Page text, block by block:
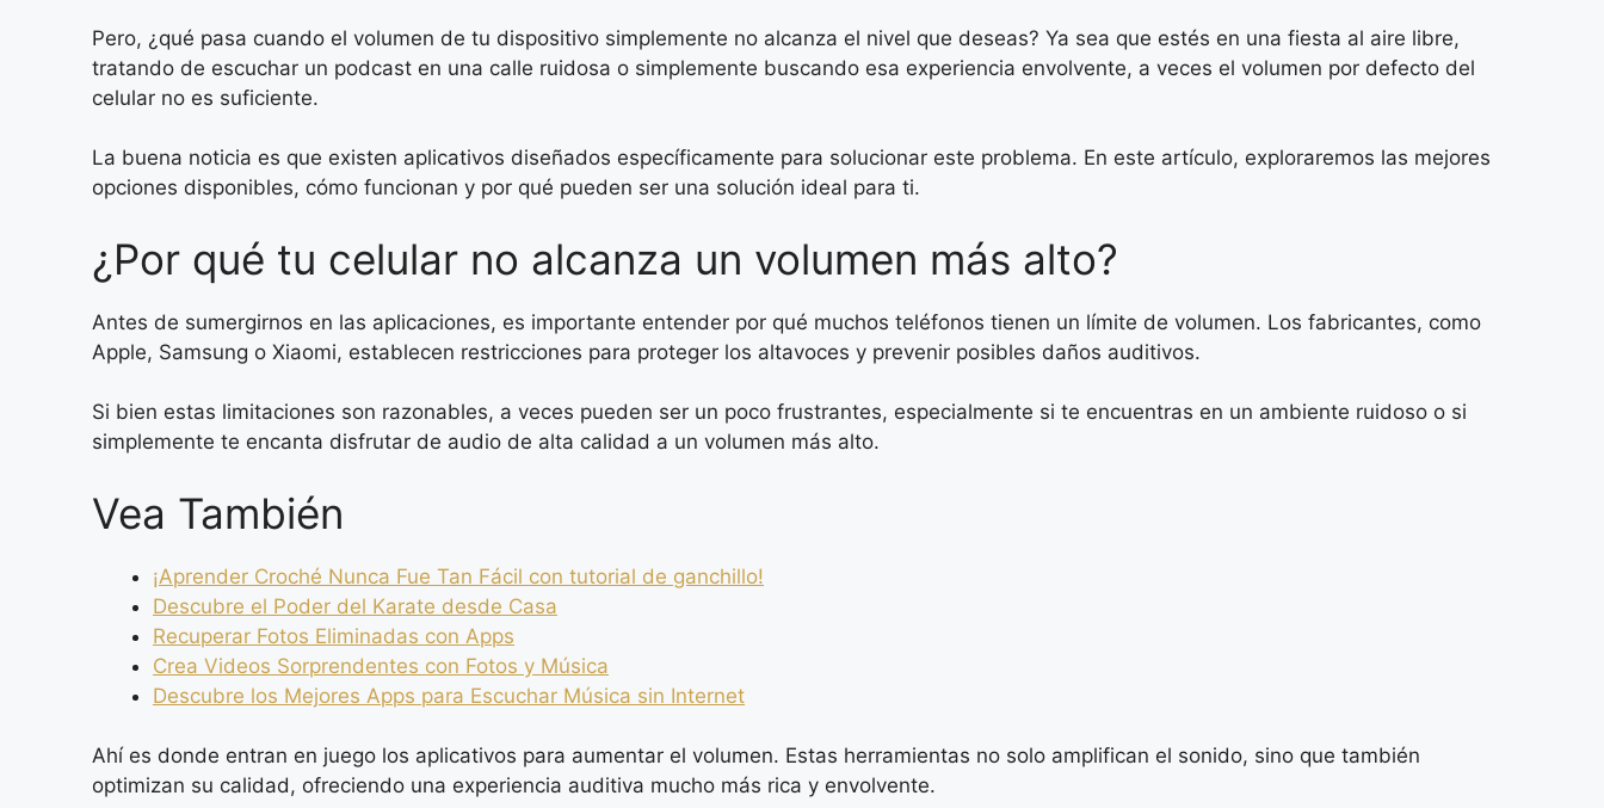
Pero, ¿qué pasa cuando el volumen de tu dispositivo simplemente no alcanza el nivel que deseas? Ya sea que estés en una fiesta al aire libre,
tratando de escuchar un podcast en una calle ruidosa o simplemente buscando esa experiencia envolvente, a veces el volumen por defecto del
celular no es suficiente.
La buena noticia es que existen aplicativos diseñados específicamente para solucionar este problema. En este artículo, exploraremos las mejores
opciones disponibles, cómo funcionan y por qué pueden ser una solución ideal para ti.
¿Por qué tu celular no alcanza un volumen más alto?
Antes de sumergirnos en las aplicaciones, es importante entender por qué muchos teléfonos tienen un límite de volumen. Los fabricantes, como
Apple, Samsung o Xiaomi, establecen restricciones para proteger los altavoces y prevenir posibles daños auditivos.
Si bien estas limitaciones son razonables, a veces pueden ser un poco frustrantes, especialmente si te encuentras en un ambiente ruidoso o si
simplemente te encanta disfrutar de audio de alta calidad a un volumen más alto.
Vea También
¡Aprender Croché Nunca Fue Tan Fácil con tutorial de ganchillo!
Descubre el Poder del Karate desde Casa
Recuperar Fotos Eliminadas con Apps
Crea Videos Sorprendentes con Fotos y Música
Descubre los Mejores Apps para Escuchar Música sin Internet
Ahí es donde entran en juego los aplicativos para aumentar el volumen. Estas herramientas no solo amplifican el sonido, sino que también
optimizan su calidad, ofreciendo una experiencia auditiva mucho más rica y envolvente.